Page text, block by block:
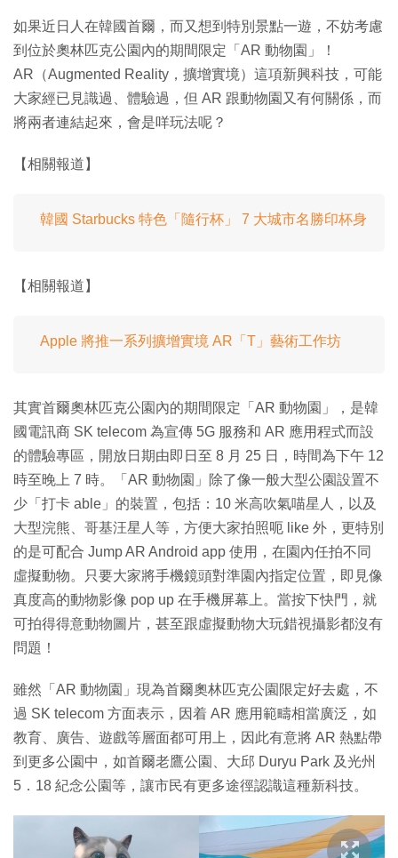
如果近日人在韓國首爾，而又想到特別景點一遊，不妨考慮
到位於奧林匹克公園內的期間限定「AR 動物園」！
AR（Augmented Reality，擴增實境）這項新興科技，可能
大家經已見識過、體驗過，但 AR 跟動物園又有何關係，而
將兩者連結起來，會是咩玩法呢？
【相關報道】
韓國 Starbucks 特色「隨行杯」 7 大城市名勝印杯身
【相關報道】
Apple 將推一系列擴增實境 AR「T」藝術工作坊
其實首爾奧林匹克公園內的期間限定「AR 動物園」，是韓
國電訊商 SK telecom 為宣傳 5G 服務和 AR 應用程式而設
的體驗專區，開放日期由即日至 8 月 25 日，時間為下午 12
時至晚上 7 時。「AR 動物園」除了像一般大型公園設置不
少「打卡 able」的裝置，包括：10 米高吹氣喵星人，以及
大型浣熊、哥基汪星人等，方便大家拍照呃 like 外，更特別
的是可配合 Jump AR Android app 使用，在園內任拍不同
虛擬動物。只要大家將手機鏡頭對準園內指定位置，即見像
真度高的動物影像 pop up 在手機屏幕上。當按下快門，就
可拍得得意動物圖片，甚至跟虛擬動物大玩錯視攝影都沒有
問題！
雖然「AR 動物園」現為首爾奧林匹克公園限定好去處，不
過 SK telecom 方面表示，因着 AR 應用範疇相當廣泛，如
教育、廣告、遊戲等層面都可用上，因此有意將 AR 熱點帶
到更多公園中，如首爾老鷹公園、大邱 Duryu Park 及光州
5．18 紀念公園等，讓市民有更多途徑認識這種新科技。